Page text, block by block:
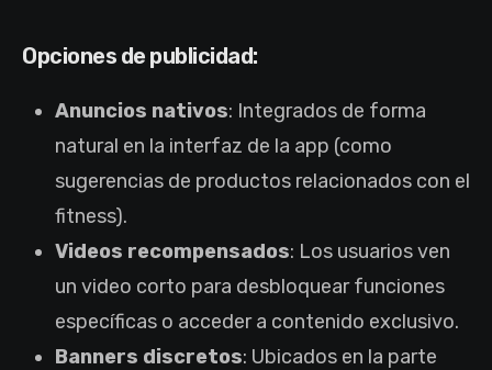
Opciones de publicidad:
Anuncios nativos: Integrados de forma
natural en la interfaz de la app (como
sugerencias de productos relacionados con el
fitness).
Videos recompensados: Los usuarios ven
un video corto para desbloquear funciones
específicas o acceder a contenido exclusivo.
Banners discretos: Ubicados en la parte